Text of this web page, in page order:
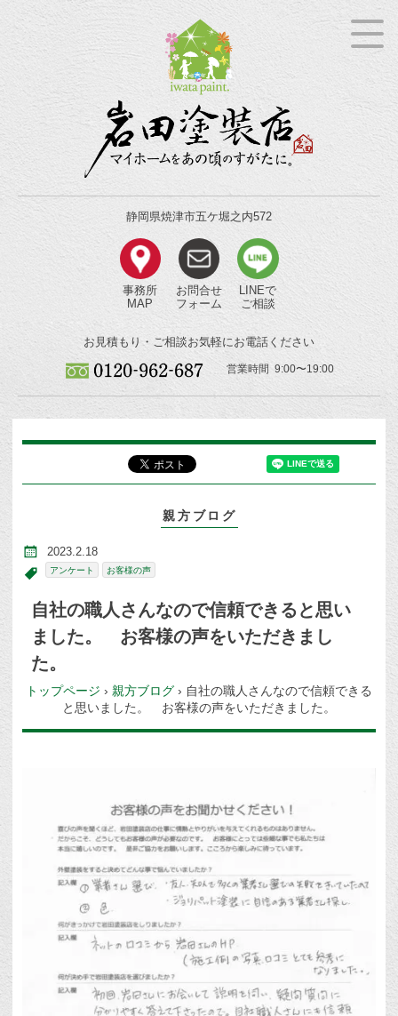
静岡県焼津市五ケ堀之内572
事務所
MAP
お問合せ
フォーム
LINEで
ご相談
お見積もり・ご相談お気軽にお電話ください
営業時間 9:00〜19:00
親方ブログ
2023.2.18
アンケート お客様の声
自社の職人さんなので信頼できると思い
ました。 お客様の声をいただきまし
た。
トップページ › 親方ブログ › 自社の職人さんなので信頼できる
と思いました。 お客様の声をいただきました。